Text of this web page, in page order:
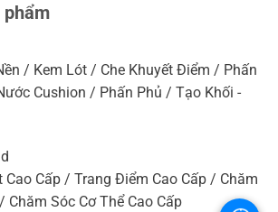
phẩm
/ Kem Lót / Che Khuyết Điểm / Phấn
Cushion / Phấn Phủ / Tạo Khối -
Cao Cấp / Trang Điểm Cao Cấp / Chăm
Chăm Sóc Cơ Thể Cao Cấp